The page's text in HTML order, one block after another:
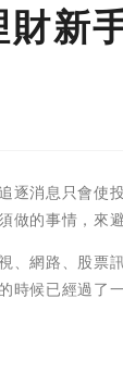
新
消息只會使
的事情，來
網路、股票
時候已經過了